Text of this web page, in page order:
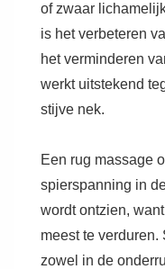
of zwaar
is het verbeteren
het verminderen
werkt uitstekend
stijve nek.
Een rug massage
spierspanning in
wordt ontzien,
meest te
zowel in de